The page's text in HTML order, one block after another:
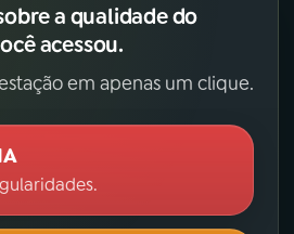
a qualidade do
acessou.
em apenas um clique.